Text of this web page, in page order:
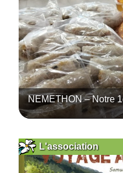
NEMETHON – Notre
L'association